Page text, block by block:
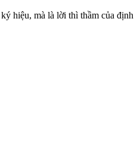
hiệu, mà là lời thì thầm của định